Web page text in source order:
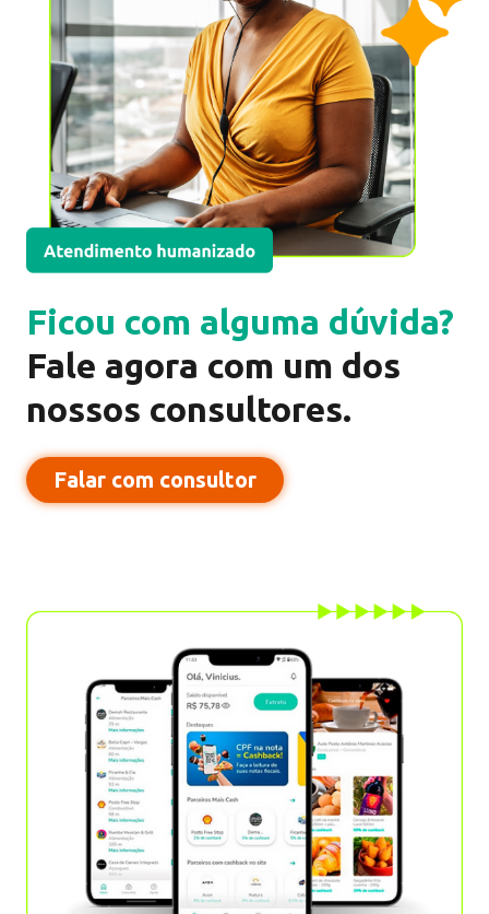
Pedir cartão
8%de desconto
Pedir cartão
1.5%de cashback
Pedir cartão
8%de cashback
Ficou com alguma dúvida?
Fale agora com um dos
nossos consultores.
Falar com consultor